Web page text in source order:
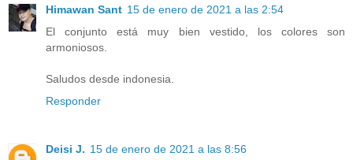
Himawan Sant 15 de enero de 2021 a las 2:54
El conjunto está muy bien vestido, los colores son
armoniosos.
Saludos desde indonesia.
Responder
Deisi J. 15 de enero de 2021 a las 8:56